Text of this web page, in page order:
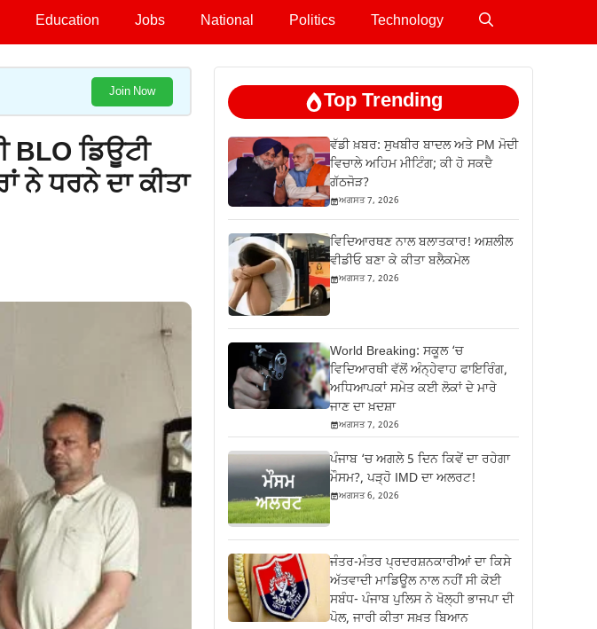
Education Jobs National Politics Technology
Join Now
BLO ਡਿਊਟੀ
ਨੇ ਧਰਨੇ ਦਾ ਕੀਤਾ
Top Trending
ਵੱਡੀ ਖ਼ਬਰ: ਸੁਖਬੀਰ ਬਾਦਲ ਅਤੇ PM ਮੋਦੀ
ਵਿਚਾਲੇ ਅਹਿਮ ਮੀਟਿੰਗ; ਕੀ ਹੋ ਸਕਦੈ
ਗੱਠਜੋੜ?
ਅਗਸਤ 7, 2026
ਵਿਦਿਆਰਥਣ ਨਾਲ ਬਲਾਤਕਾਰ! ਅਸ਼ਲੀਲ
ਵੀਡੀਓ ਬਣਾ ਕੇ ਕੀਤਾ ਬਲੈਕਮੇਲ
ਅਗਸਤ 7, 2026
World Breaking: ਸਕੂਲ ‘ਚ
ਵਿਦਿਆਰਥੀ ਵੱਲੋਂ ਅੰਨ੍ਹੇਵਾਹ ਫਾਇਰਿੰਗ,
ਅਧਿਆਪਕਾਂ ਸਮੇਤ ਕਈ ਲੋਕਾਂ ਦੇ ਮਾਰੇ
ਜਾਣ ਦਾ ਖ਼ਦਸ਼ਾ
ਅਗਸਤ 7, 2026
ਪੰਜਾਬ ‘ਚ ਅਗਲੇ 5 ਦਿਨ ਕਿਵੇਂ ਦਾ ਰਹੇਗਾ
ਮੌਸਮ?, ਪੜ੍ਹੋ IMD ਦਾ ਅਲਰਟ!
ਅਗਸਤ 6, 2026
ਜੰਤਰ-ਮੰਤਰ ਪ੍ਰਦਰਸ਼ਨਕਾਰੀਆਂ ਦਾ ਕਿਸੇ
ਅੱਤਵਾਦੀ ਮਾਡਿਊਲ ਨਾਲ ਨਹੀਂ ਸੀ ਕੋਈ
ਸਬੰਧ- ਪੰਜਾਬ ਪੁਲਿਸ ਨੇ ਖੋਲ੍ਹੀ ਭਾਜਪਾ ਦੀ
ਪੋਲ, ਜਾਰੀ ਕੀਤਾ ਸਖ਼ਤ ਬਿਆਨ